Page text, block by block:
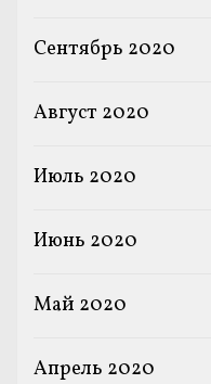
Сентябрь 2020
Август 2020
Июль 2020
Июнь 2020
Май 2020
Апрель 2020